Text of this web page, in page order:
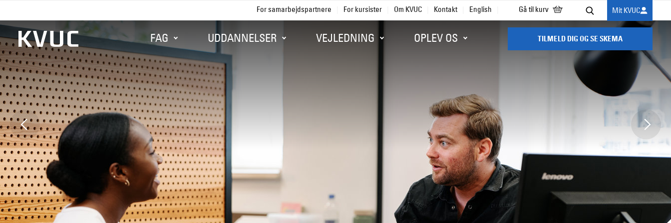
Mit KVUC
Søg
Gå til kurv
For samarbejdspartnere For kursister Om KVUC Kontakt English
FAG UDDANNELSER VEJLEDNING OPLEV OS TILMELD DIG OG SE SKEMA